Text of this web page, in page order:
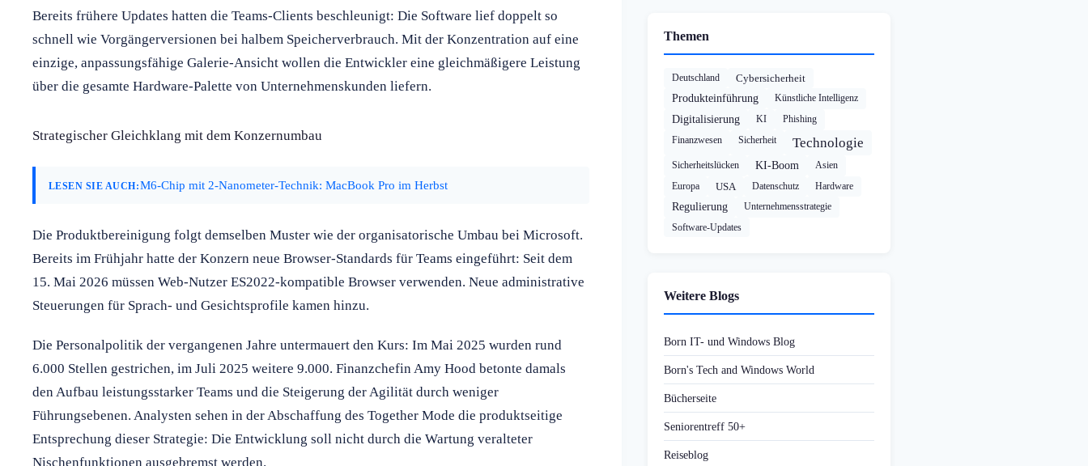
Bereits frühere Updates hatten die Teams-Clients beschleunigt: Die Software lief doppelt so
schnell wie Vorgängerversionen bei halbem Speicherverbrauch. Mit der Konzentration auf eine
einzige, anpassungsfähige Galerie-Ansicht wollen die Entwickler eine gleichmäßigere Leistung
über die gesamte Hardware-Palette von Unternehmenskunden liefern.
Strategischer Gleichklang mit dem Konzernumbau
LESEN SIE AUCH:M6-Chip mit 2-Nanometer-Technik: MacBook Pro im Herbst
Die Produktbereinigung folgt demselben Muster wie der organisatorische Umbau bei Microsoft.
Bereits im Frühjahr hatte der Konzern neue Browser-Standards für Teams eingeführt: Seit dem
15. Mai 2026 müssen Web-Nutzer ES2022-kompatible Browser verwenden. Neue administrative
Steuerungen für Sprach- und Gesichtsprofile kamen hinzu.
Die Personalpolitik der vergangenen Jahre untermauert den Kurs: Im Mai 2025 wurden rund
6.000 Stellen gestrichen, im Juli 2025 weitere 9.000. Finanzchefin Amy Hood betonte damals
den Aufbau leistungsstarker Teams und die Steigerung der Agilität durch weniger
Führungsebenen. Analysten sehen in der Abschaffung des Together Mode die produktseitige
Entsprechung dieser Strategie: Die Entwicklung soll nicht durch die Wartung veralteter
Nischenfunktionen ausgebremst werden.
Themen
Deutschland
Cybersicherheit
Produkteinführung
Künstliche Intelligenz
Digitalisierung KI
Phishing
Finanzwesen
Sicherheit Technologie
Sicherheitslücken KI-Boom
Asien
Europa
USA Datenschutz Hardware
Regulierung
Unternehmensstrategie
Software-Updates
Weitere Blogs
Born IT- und Windows Blog
Born's Tech and Windows World
Bücherseite
Seniorentreff 50+
Reiseblog